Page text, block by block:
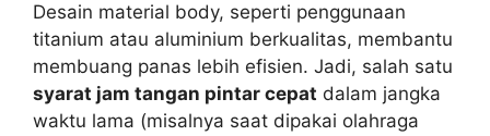
Desain material body, seperti penggunaan
titanium atau aluminium berkualitas, membantu
membuang panas lebih efisien. Jadi, salah satu
syarat jam tangan pintar cepat dalam jangka
waktu lama (misalnya saat dipakai olahraga